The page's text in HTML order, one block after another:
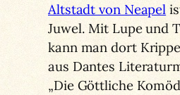
Altstadt von Neapel
Juwel. Mit Lupe und
kann man dort
aus Dantes
„Die Göttliche